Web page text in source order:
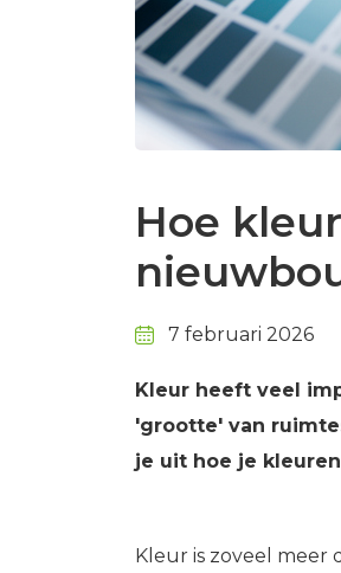
Hoe
7 februari 2026
Kleur heeft veel
'grootte' van
je uit hoe je
Kleur is zoveel meer